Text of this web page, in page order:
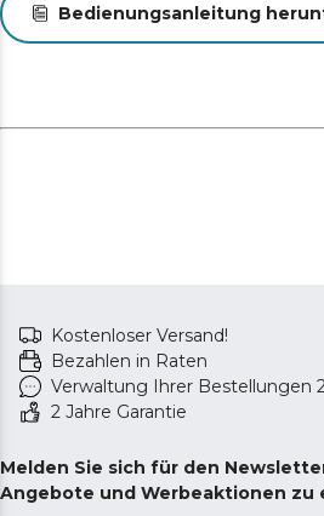
Bedienungsanleitung
Kostenloser Versand!
Bezahlen in Raten
Verwaltung Ihrer Bestellungen
2 Jahre Garantie
Melden Sie sich für den
Angebote und Werbeaktionen zu